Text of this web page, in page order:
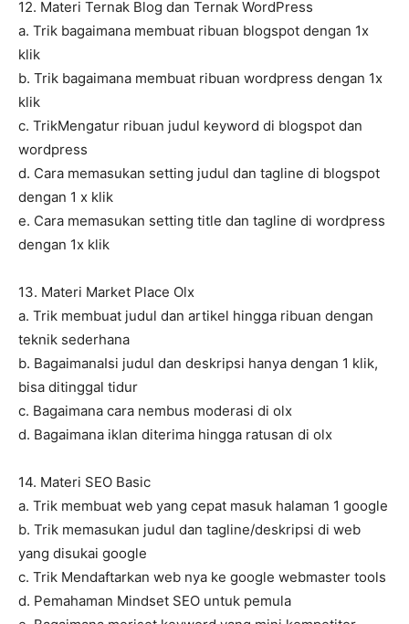
12. Materi Ternak Blog dan Ternak WordPress
a. Trik bagaimana membuat ribuan blogspot dengan 1x
klik
b. Trik bagaimana membuat ribuan wordpress dengan 1x
klik
c. TrikMengatur ribuan judul keyword di blogspot dan
wordpress
d. Cara memasukan setting judul dan tagline di blogspot
dengan 1 x klik
e. Cara memasukan setting title dan tagline di wordpress
dengan 1x klik
13. Materi Market Place Olx
a. Trik membuat judul dan artikel hingga ribuan dengan
teknik sederhana
b. BagaimanaIsi judul dan deskripsi hanya dengan 1 klik,
bisa ditinggal tidur
c. Bagaimana cara nembus moderasi di olx
d. Bagaimana iklan diterima hingga ratusan di olx
14. Materi SEO Basic
a. Trik membuat web yang cepat masuk halaman 1 google
b. Trik memasukan judul dan tagline/deskripsi di web
yang disukai google
c. Trik Mendaftarkan web nya ke google webmaster tools
d. Pemahaman Mindset SEO untuk pemula